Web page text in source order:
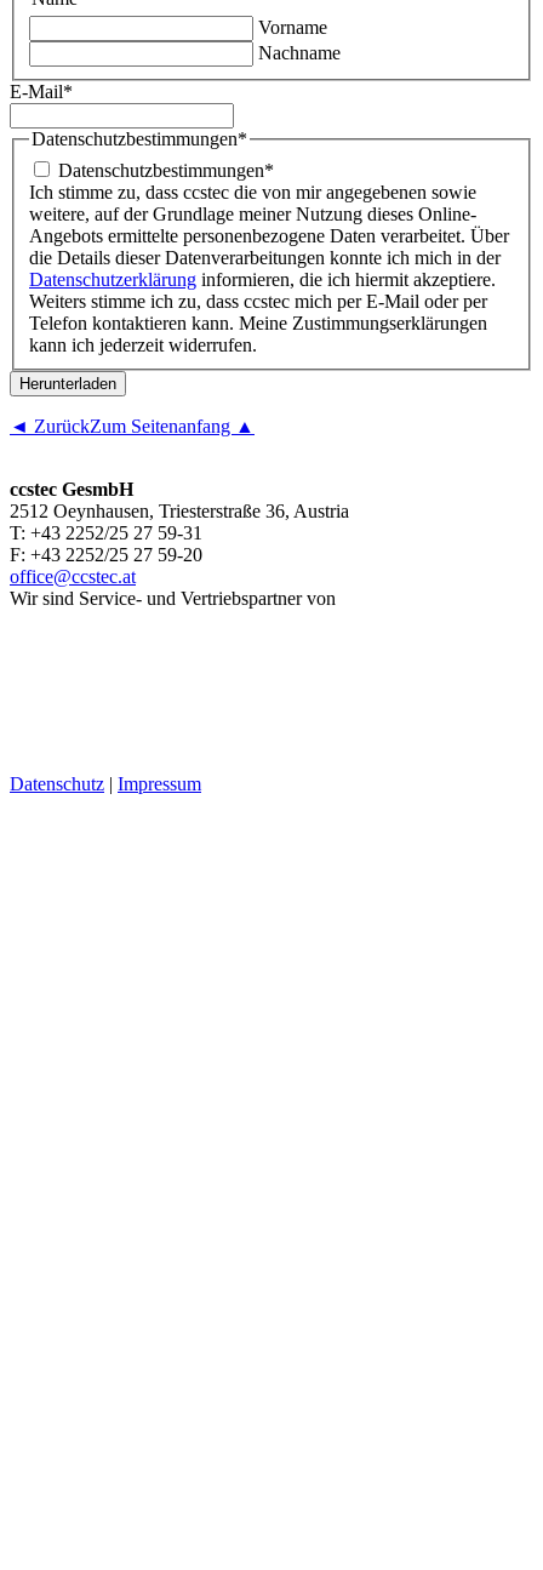
Vorname
Nachname
E-Mail*
Datenschutzbestimmungen*
Datenschutzbestimmungen*
Ich stimme zu, dass ccstec die von mir angegebenen sowie
weitere, auf der Grundlage meiner Nutzung dieses Online-
Angebots ermittelte personenbezogene Daten verarbeitet. Über
die Details dieser Datenverarbeitungen konnte ich mich in der
Datenschutzerklärung informieren, die ich hiermit akzeptiere.
Weiters stimme ich zu, dass ccstec mich per E-Mail oder per
Telefon kontaktieren kann. Meine Zustimmungserklärungen
kann ich jederzeit widerrufen.
◄ ZurückZum Seitenanfang ▲
ccstec GesmbH
2512 Oeynhausen, Triesterstraße 36, Austria
T: +43 2252/25 27 59-31
F: +43 2252/25 27 59-20
office@ccstec.at
Wir sind Service- und Vertriebspartner von
Datenschutz | Impressum